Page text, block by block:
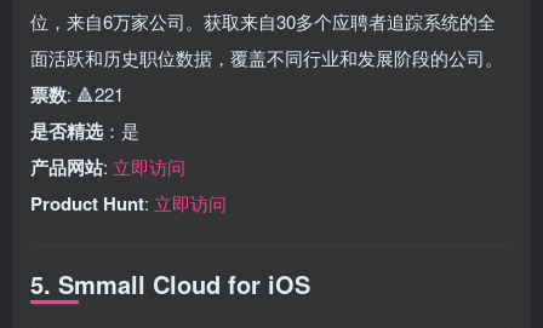
位，来自6万家公司。获取来自30多个应聘者追踪系统的全
面活跃和历史职位数据，覆盖不同行业和发展阶段的公司。
票数: 🔺221
是否精选 ：是
产品网站: 立即访问
Product Hunt: 立即访问
5. Smmall Cloud for iOS